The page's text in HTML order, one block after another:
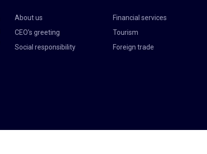
About us
CEO's greeting
Social responsibility
Financial services
Tourism
Foreign trade